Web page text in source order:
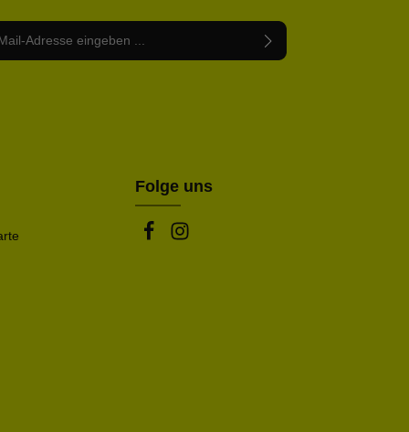
Folge uns